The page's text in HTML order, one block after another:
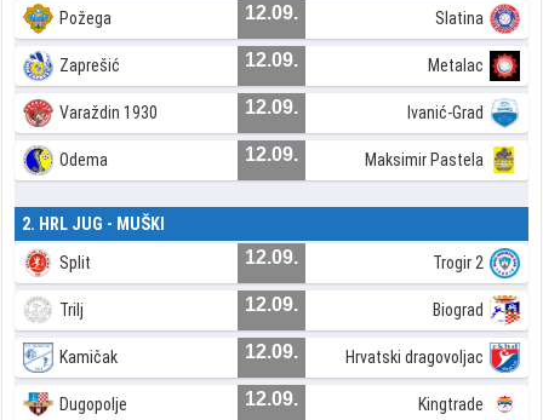
Požega 12.09. Slatina
Zaprešić 12.09. Metalac
Varaždin 1930 12.09. Ivanić-Grad
Odema 12.09. Maksimir Pastela
2. HRL JUG - MUŠKI
Split 12.09. Trogir 2
Trilj 12.09. Biograd
Kamičak 12.09. Hrvatski dragovoljac
Dugopolje 12.09. Kingtrade